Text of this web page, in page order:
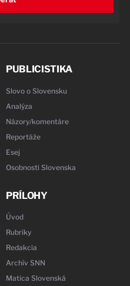
PUBLICISTIKA
Slovo o Slovensku
Analýza
Názory/komentáre
Reportáže
Esej
Osobnosti Slovenska
PRÍLOHY
Úvod
Rubriky
Redakcia
Archív SNN
Matica Slovenská